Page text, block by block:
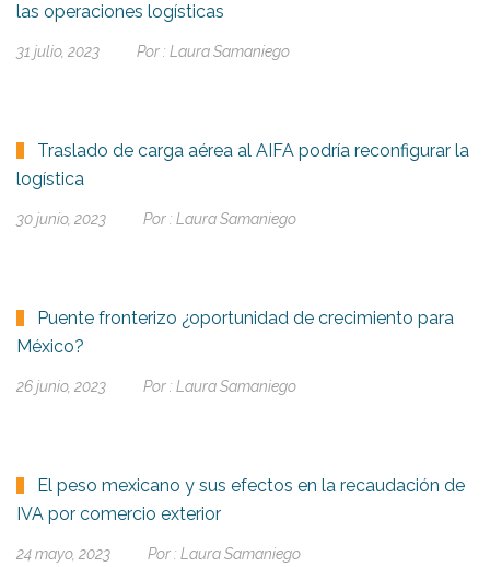
las operaciones logísticas
31 julio, 2023 Por : Laura Samaniego
Traslado de carga aérea al AIFA podría reconfigurar la
logística
30 junio, 2023 Por : Laura Samaniego
Puente fronterizo ¿oportunidad de crecimiento para
México?
26 junio, 2023 Por : Laura Samaniego
El peso mexicano y sus efectos en la recaudación de
IVA por comercio exterior
24 mayo, 2023 Por : Laura Samaniego